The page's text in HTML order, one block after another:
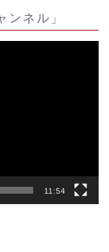
ネル」
11:54